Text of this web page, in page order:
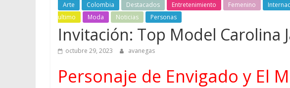
Arte Colombia Destacados Entretenimiento Femenino
ultimo
Moda Noticias Personas
Invitación: Top Model Carolina
octubre 29, 2023 avanegas
Personaje de Envigado y El